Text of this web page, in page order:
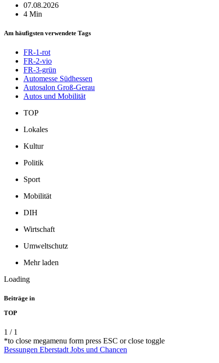
07.08.2026
4 Min
Am häufigsten verwendete Tags
FR-1-rot
FR-2-vio
FR-3-grün
Automesse Südhessen
Autosalon Groß-Gerau
Autos und Mobilität
TOP
Lokales
Kultur
Politik
Sport
Mobilität
DIH
Wirtschaft
Umweltschutz
Mehr laden
Loading
Beiträge in
TOP
1 / 1
*to close megamenu form press ESC or close toggle
Bessungen Eberstadt Jobs und Chancen